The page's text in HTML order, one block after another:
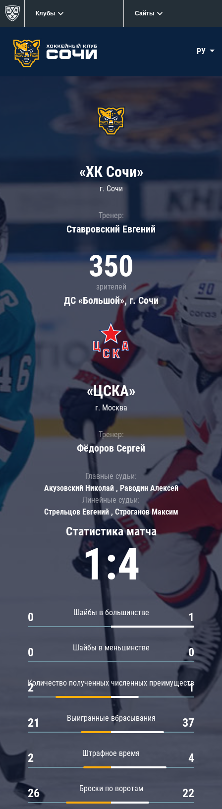
Клубы Сайты
РУ
«ХК Сочи»
г. Сочи
Тренер:
Ставровский Евгений
350
зрителей
ДС «Большой», г. Сочи
Статистика матча
1:4
Шайбы в большинстве
0 1
Шайбы в меньшинстве
0 0
Количество полученных численных преимуществ
2 1
Выигранные вбрасывания
21 37
Штрафное время
2 4
Броски по воротам
26 22
«ЦСКА»
г. Москва
Тренер:
Фёдоров Сергей
Главные судьи:
Акузовский Николай , Раводин Алексей
Линейные судьи:
Стрельцов Евгений , Строганов Максим